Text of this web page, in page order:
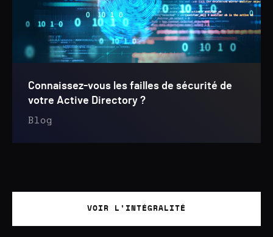
Connaissez-vous les failles de sécurité de
votre Active Directory ?
Blog
VOIR L'INTÉGRALITÉ